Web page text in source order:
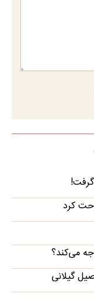
گرفت!
کرد
می‌کند؟
گیلانی